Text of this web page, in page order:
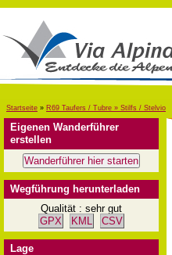
Startseite » R69 Taufers / Tubre » Stilfs / Stelvio
Eigenen Wanderführer
erstellen
Wegführung herunterladen
Qualität : sehr gut
GPX
KML CSV
Lage